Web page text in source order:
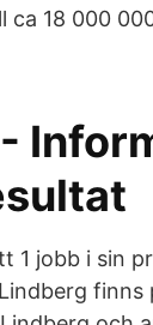
ca 18 000
1 jobb i sin